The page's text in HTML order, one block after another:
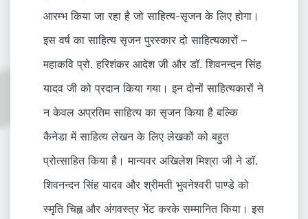
आरम्भ किया जा रहा है जो साहित्य-सृजन के लिए होगा।
इस वर्ष का साहित्य सृजन पुरस्कार दो साहित्यकारों –
महाकवि प्रो. हरिशंकर आदेश जी और डॉ. शिवनन्दन सिंह
यादव जी को प्रदान किया गया। इन दोनों साहित्यकारों ने
न केवल अप्रतिम साहित्य का सृजन किया है बल्कि
कैनेडा में साहित्य लेखन के लिए लेखकों को बहुत
प्रोत्साहित किया है। मान्यवर अखिलेश मिश्रा जी ने डॉ.
शिवनन्दन सिंह यादव और श्रीमती भुवनेश्वरी पाण्डे को
स्मृति चिह्न और अंगवस्त्र भेंट करके सम्मानित किया। इस